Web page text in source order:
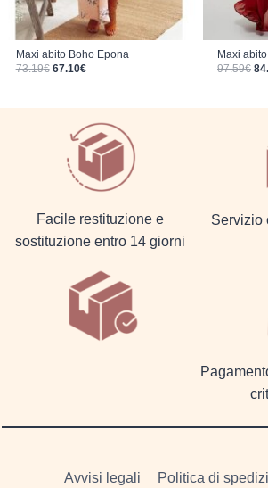
Maxi abito Boho Epona
73.19€ Il prezzo originale era: 73.19€.
67.10€Il prezzo attuale è: 67.10€.
Maxi
97.59€ Il prezzo
Facile restituzione e
sostituzione entro 14 giorni
Servizio
Avvisi legali Politica di